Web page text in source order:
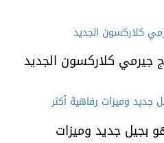
جيرمي كلاركسون الجديد
بجيل جديد وميزات